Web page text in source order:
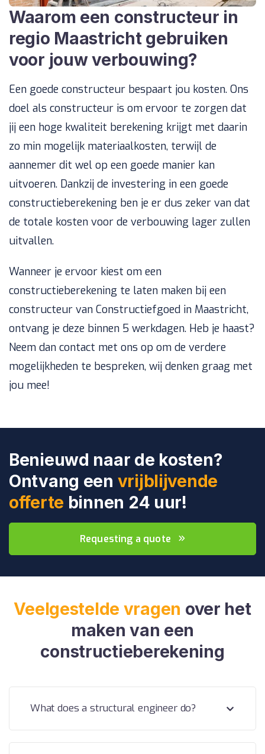
Waarom een constructeur in
regio Maastricht gebruiken
voor jouw verbouwing?
Een goede constructeur bespaart jou kosten. Ons
doel als constructeur is om ervoor te zorgen dat
jij een hoge kwaliteit berekening krijgt met daarin
zo min mogelijk materiaalkosten, terwijl de
aannemer dit wel op een goede manier kan
uitvoeren. Dankzij de investering in een goede
constructieberekening ben je er dus zeker van dat
de totale kosten voor de verbouwing lager zullen
uitvallen.
Wanneer je ervoor kiest om een
constructieberekening te laten maken bij een
constructeur van Constructiefgoed in Maastricht,
ontvang je deze binnen 5 werkdagen. Heb je haast?
Neem dan contact met ons op om de verdere
mogelijkheden te bespreken, wij denken graag met
jou mee!
Benieuwd naar de kosten?
Ontvang een vrijblijvende
offerte binnen 24 uur!
Requesting a quote
Veelgestelde vragen over het
maken van een
constructieberekening
What does a structural engineer do?